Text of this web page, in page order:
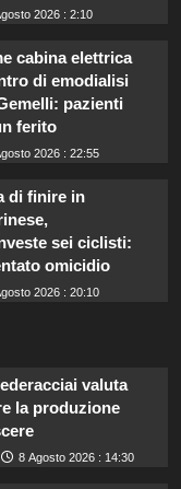
2026 : 2:10
cabina elettrica
di emodialisi
pazienti
ferito
2026 : 22:55
di finire in
sei ciclisti:
omicidio
2026 : 20:10
valuta
la produzione
8 Agosto 2026 : 14:30